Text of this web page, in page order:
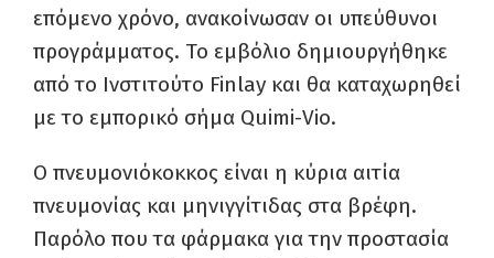
επόμενο χρόνο, ανακοίνωσαν οι υπεύθυνοι
προγράμματος. Το εμβόλιο δημιουργήθηκε
από το Ινστιτούτο Finlay και θα καταχωρηθεί
με το εμπορικό σήμα Quimi-Vio.
Ο πνευμονιόκοκκος είναι η κύρια αιτία
πνευμονίας και μηνιγγίτιδας στα βρέφη.
Παρόλο που τα φάρμακα για την προστασία